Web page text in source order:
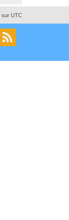
sur UTC